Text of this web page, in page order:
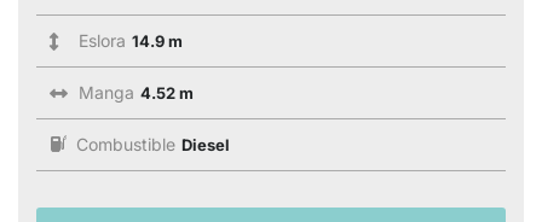
Eslora 14.9 m
Manga 4.52 m
Combustible Diesel